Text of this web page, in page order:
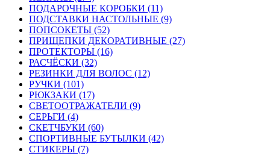
ПОДАРОЧНЫЕ КОРОБКИ (11)
ПОДСТАВКИ НАСТОЛЬНЫЕ (9)
ПОПСОКЕТЫ (52)
ПРИЩЕПКИ ДЕКОРАТИВНЫЕ (27)
ПРОТЕКТОРЫ (16)
РАСЧЁСКИ (32)
РЕЗИНКИ ДЛЯ ВОЛОС (12)
РУЧКИ (101)
РЮКЗАКИ (17)
СВЕТООТРАЖАТЕЛИ (9)
СЕРЬГИ (4)
СКЕТЧБУКИ (60)
СПОРТИВНЫЕ БУТЫЛКИ (42)
СТИКЕРЫ (7)